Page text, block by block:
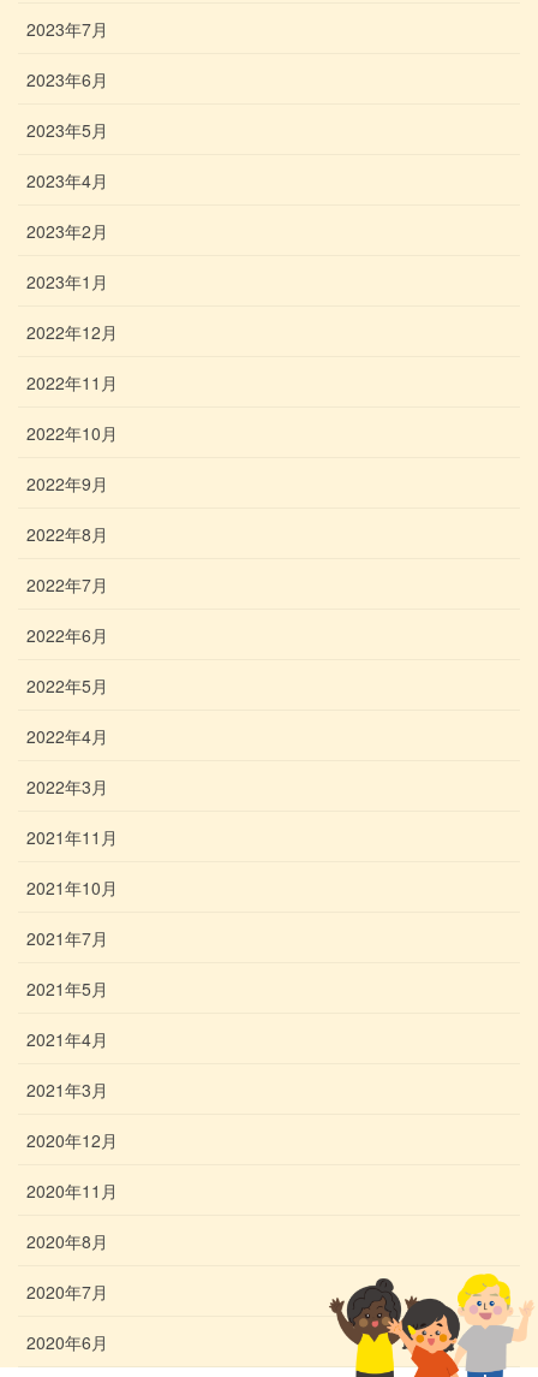
2023年7月
2023年6月
2023年5月
2023年4月
2023年2月
2023年1月
2022年12月
2022年11月
2022年10月
2022年9月
2022年8月
2022年7月
2022年6月
2022年5月
2022年4月
2022年3月
2021年11月
2021年10月
2021年7月
2021年5月
2021年4月
2021年3月
2020年12月
2020年11月
2020年8月
2020年7月
2020年6月